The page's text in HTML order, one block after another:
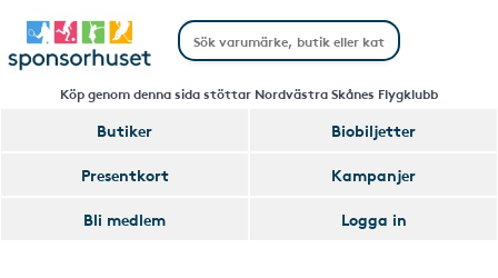
Köp genom denna sida stöttar Nordvästra Skånes Flygklubb
Butiker
Biobiljetter
Presentkort
Kampanjer
Bli medlem
Logga in